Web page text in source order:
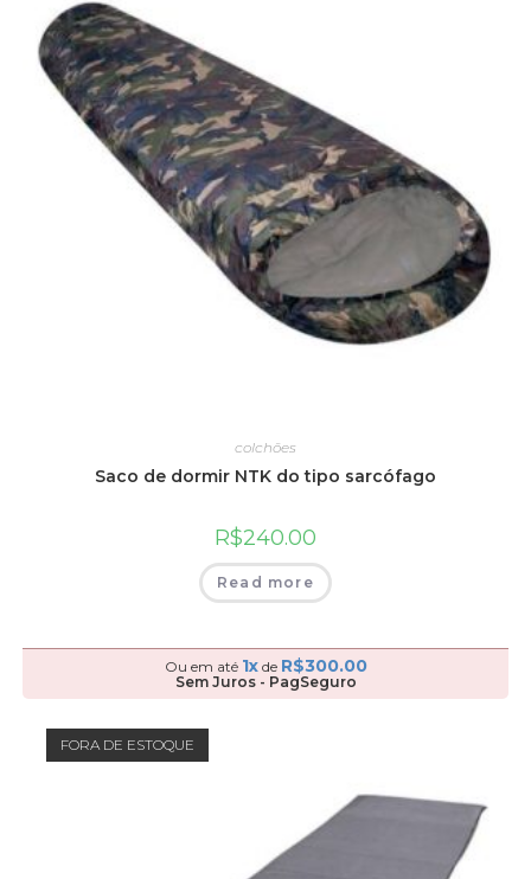
colchões
Saco de dormir NTK do tipo sarcófago
R$240.00
Read more
Ou em até 1xde R$300.00
Sem Juros - PagSeguro
FORA DE ESTOQUE